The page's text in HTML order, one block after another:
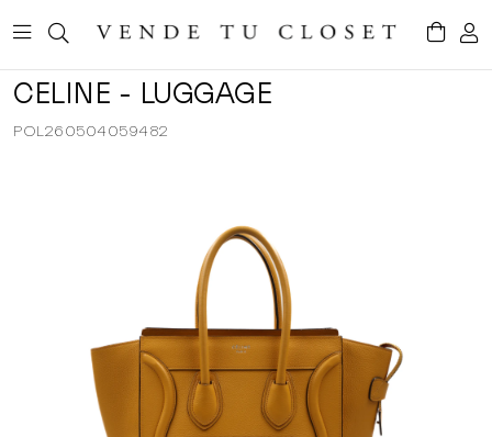
CELINE - LUGGAGE
POL260504059482